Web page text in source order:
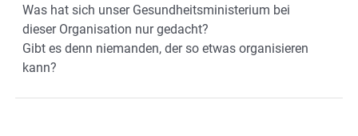
Was hat sich unser Gesundheitsministerium bei
dieser Organisation nur gedacht?
Gibt es denn niemanden, der so etwas organisieren
kann?